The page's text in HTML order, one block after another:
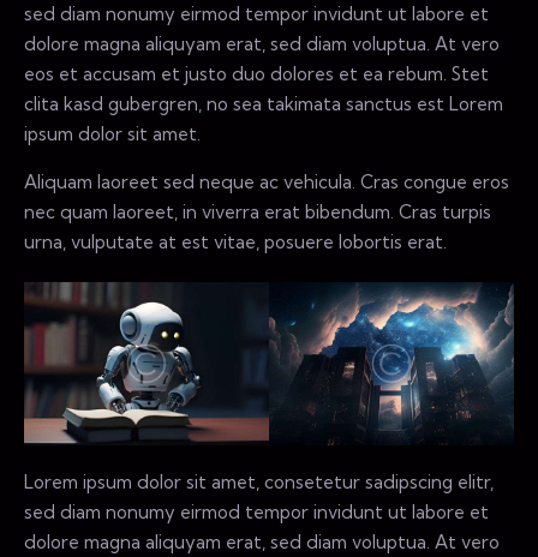
sed diam nonumy eirmod tempor invidunt ut labore et
dolore magna aliquyam erat, sed diam voluptua. At vero
eos et accusam et justo duo dolores et ea rebum. Stet
clita kasd gubergren, no sea takimata sanctus est Lorem
ipsum dolor sit amet.
Aliquam laoreet sed neque ac vehicula. Cras congue eros
nec quam laoreet, in viverra erat bibendum. Cras turpis
urna, vulputate at est vitae, posuere lobortis erat.
Lorem ipsum dolor sit amet, consetetur sadipscing elitr,
sed diam nonumy eirmod tempor invidunt ut labore et
dolore magna aliquyam erat, sed diam voluptua. At vero